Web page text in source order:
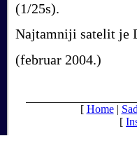
(1/25s).
Najtamniji satelit je
(februar 2004.)
[ Home|
[